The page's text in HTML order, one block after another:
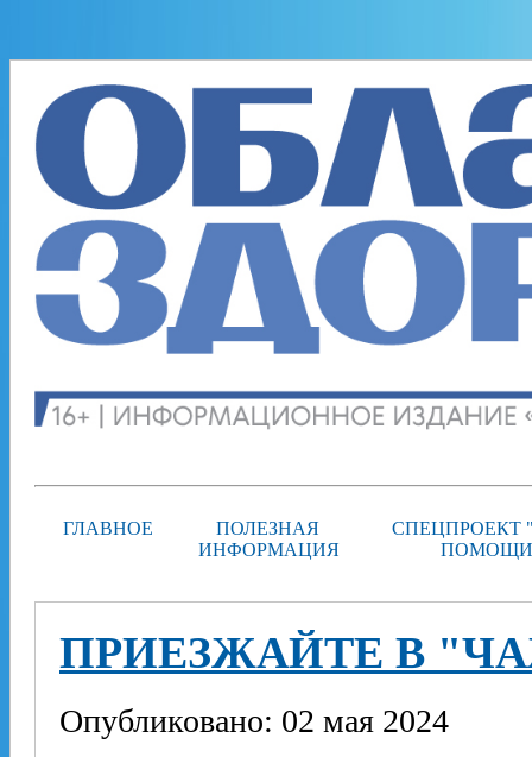
ГЛАВНОЕ
ПОЛЕЗНАЯ
ИНФОРМАЦИЯ
СПЕЦПРОЕКТ
ПРИЕЗЖАЙТЕ В
Опубликовано: 02 мая 2024